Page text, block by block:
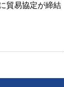
貿易協定が締結